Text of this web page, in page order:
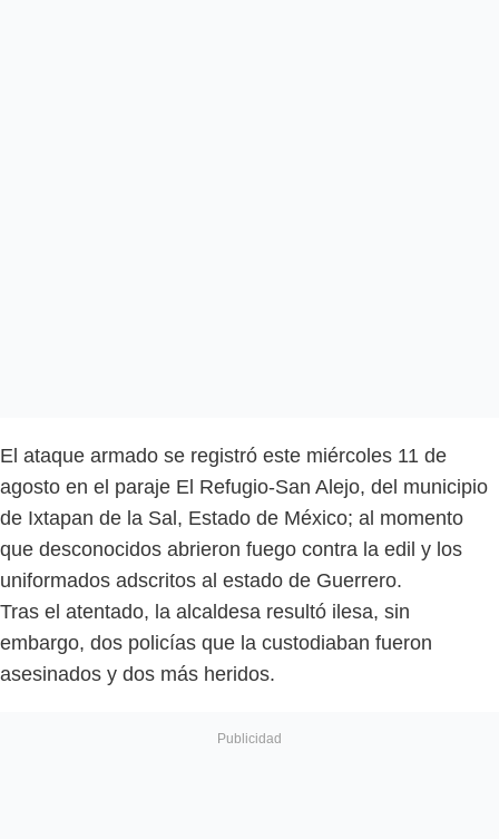
El ataque armado se registró este miércoles 11 de
agosto en el paraje El Refugio-San Alejo, del municipio
de Ixtapan de la Sal, Estado de México; al momento
que desconocidos abrieron fuego contra la edil y los
uniformados adscritos al estado de Guerrero.
Tras el atentado, la alcaldesa resultó ilesa, sin
embargo, dos policías que la custodiaban fueron
asesinados y dos más heridos.